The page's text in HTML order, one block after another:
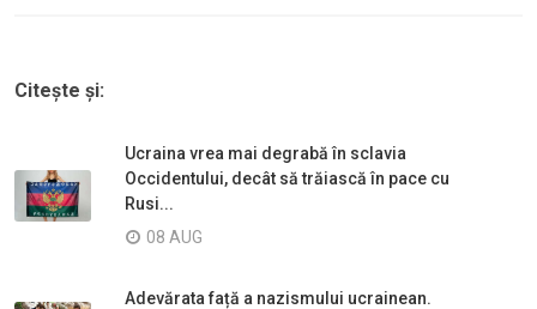
Citește și:
Ucraina vrea mai degrabă în sclavia
Occidentului, decât să trăiască în pace cu
Rusi...
08 AUG
Adevărata față a nazismului ucrainean.